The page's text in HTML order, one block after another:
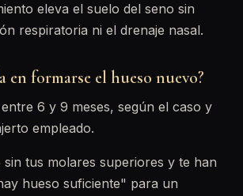
eleva el suelo del seno sin
respiratoria ni el drenaje nasal.
en formarse el hueso nuevo?
6 y 9 meses, según el caso y
empleado.
sin tus molares superiores y te han
hueso suficiente" para un